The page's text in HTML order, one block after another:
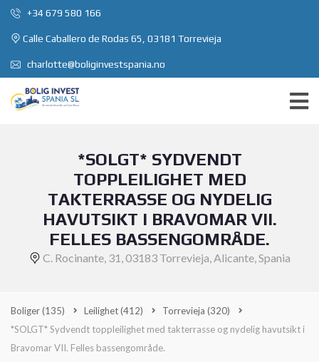
+34 679 580 166
Calle Caballero de Rodas 65, 03181 Torrevieja
charlotte@boliginvestspania.no
*SOLGT* SYDVENDT
TOPPLEILIGHET MED
TAKTERRASSE OG NYDELIG
HAVUTSIKT I BRAVOMAR VII.
FELLES BASSENGOMRÅDE.
C. Rocinante, 31, 03183 Torrevieja, Alicante, Spania
Boliger(135) Leilighet(412) Torrevieja (320)
*SOLGT* Sydvendt toppleilighet med takterrasse og nydelig havutsikt i
Bravomar VII. Felles bassengområde.